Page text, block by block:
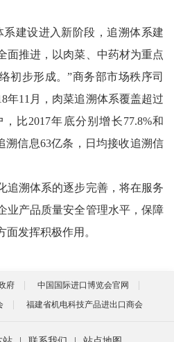
建设进入新阶段，追溯体系建
面推进，以肉菜、中药材为重点
初步形成。”商务部市场秩序司
年11月，肉菜追溯体系覆盖超过
比2017年底分别增长77.8%和
溯信息63亿条，日均接收追溯信
溯体系的逐步完善，将在服务
业产品质量安全管理水平，保障
面发挥积极作用。
府
中国国际进口博览会官网
福建省机电科技产品进出口商会